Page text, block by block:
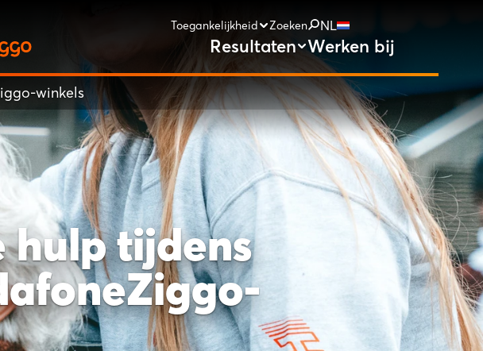
Resultaten Werken bij
Toegankelijkheid Zoeken NL
winkels
hulp tijdens